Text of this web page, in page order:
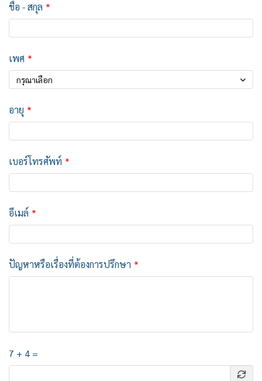
ชื่อ - สกุล
เพศ
กรุณาเลือก
อายุ
เบอร์โทรศัพท์
อีเมล์
ปัญหาหรือเรื่องที่ต้องการปรึกษา
7 + 4 =